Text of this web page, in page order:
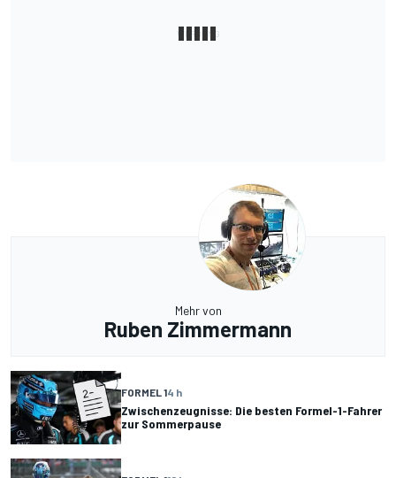
Mehr von
Ruben Zimmermann
FORMEL 14 h
Zwischenzeugnisse: Die besten Formel-1-Fahrer
zur Sommerpause